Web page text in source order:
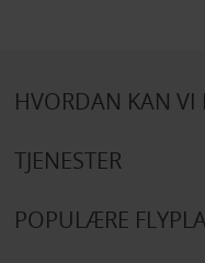
HVORDAN KAN VI
TJENESTER
POPULÆRE